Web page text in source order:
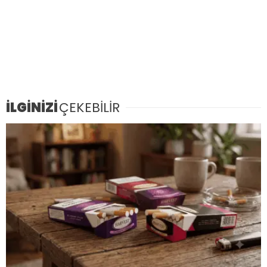
İLGİNİZİÇEKEBİLİR